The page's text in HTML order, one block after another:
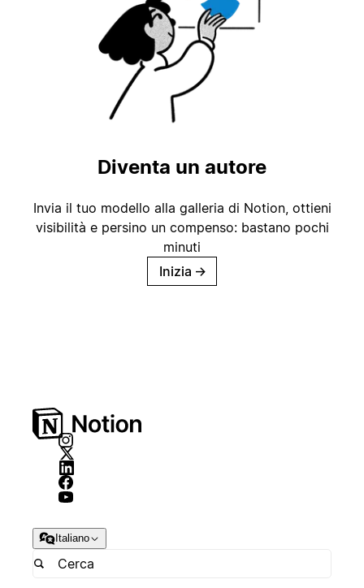
Diventa un autore
Invia il tuo modello alla galleria di Notion, ottieni
visibilità e persino un compenso: bastano pochi
minuti
Inizia →
Italiano